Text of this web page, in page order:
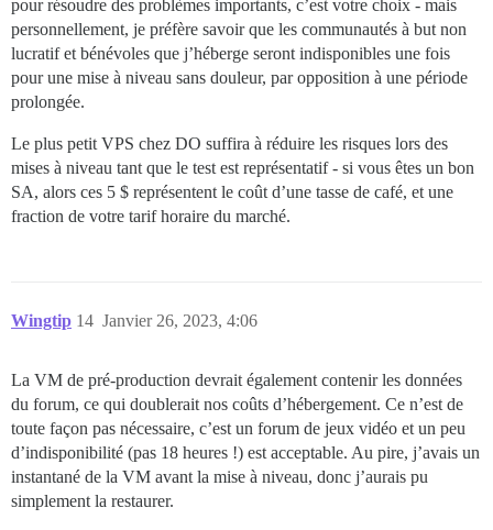
pour résoudre des problèmes importants, c’est votre choix - mais
personnellement, je préfère savoir que les communautés à but non
lucratif et bénévoles que j’héberge seront indisponibles une fois
pour une mise à niveau sans douleur, par opposition à une période
prolongée.
Le plus petit VPS chez DO suffira à réduire les risques lors des
mises à niveau tant que le test est représentatif - si vous êtes un bon
SA, alors ces 5 $ représentent le coût d’une tasse de café, et une
fraction de votre tarif horaire du marché.
Wingtip Janvier 26, 2023, 4:06
14
La VM de pré-production devrait également contenir les données
du forum, ce qui doublerait nos coûts d’hébergement. Ce n’est de
toute façon pas nécessaire, c’est un forum de jeux vidéo et un peu
d’indisponibilité (pas 18 heures !) est acceptable. Au pire, j’avais un
instantané de la VM avant la mise à niveau, donc j’aurais pu
simplement la restaurer.